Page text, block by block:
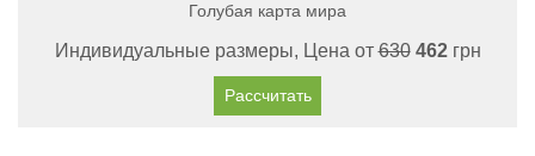
Голубая карта мира
Индивидуальные размеры, Цена от630 462грн
Рассчитать